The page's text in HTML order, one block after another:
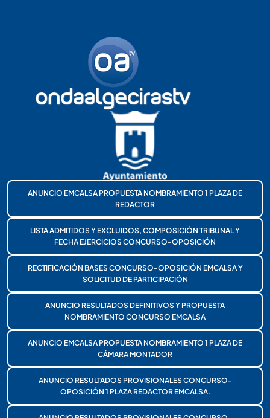
ANUNCIO EMCALSA PROPUESTA NOMBRAMIENTO 1 PLAZA DE
REDACTOR
LISTA ADMITIDOS Y EXCLUIDOS, COMPOSICIÓN TRIBUNAL Y
FECHA EJERCICIOS CONCURSO-OPOSICIÓN
RECTIFICACIÓN BASES CONCURSO-OPOSICIÓN EMCALSA Y
SOLICITUD DE PARTICIPACIÓN
ANUNCIO RESULTADOS DEFINITIVOS Y PROPUESTA
NOMBRAMIENTO CONCURSO EMCALSA
ANUNCIO EMCALSA PROPUESTA NOMBRAMIENTO 1 PLAZA DE
CÁMARA MONTADOR
ANUNCIO RESULTADOS PROVISIONALES CONCURSO-
OPOSICIÓN 1 PLAZA REDACTOR EMCALSA.